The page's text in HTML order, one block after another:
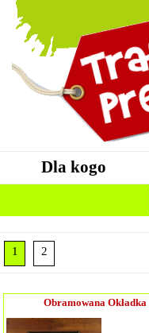
Dla kogo
1 2
Obramowana